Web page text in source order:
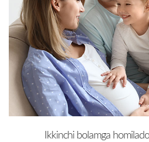
Ikkinchi bolamga